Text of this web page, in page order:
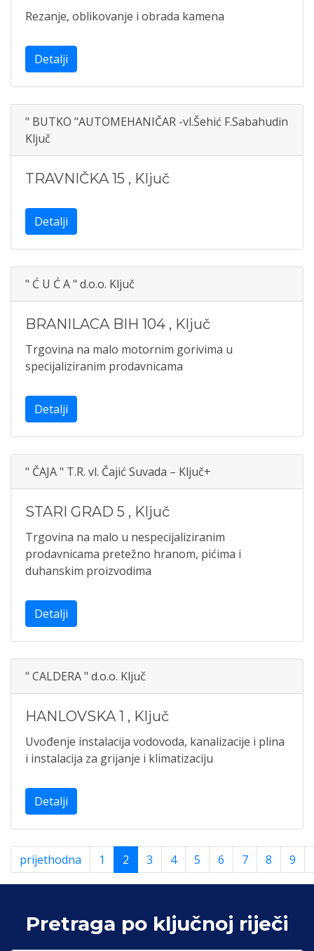
Rezanje, oblikovanje i obrada kamena
Detalji
" BUTKO "AUTOMEHANIČAR -vl.Šehić F.Sabahudin
Ključ
TRAVNIČKA 15 , Ključ
Detalji
" Ć U Ć A " d.o.o. Ključ
BRANILACA BIH 104 , Ključ
Trgovina na malo motornim gorivima u
specijaliziranim prodavnicama
Detalji
" ČAJA " T.R. vl. Čajić Suvada – Ključ+
STARI GRAD 5 , Ključ
Trgovina na malo u nespecijaliziranim
prodavnicama pretežno hranom, pićima i
duhanskim proizvodima
Detalji
" CALDERA " d.o.o. Ključ
HANLOVSKA 1 , Ključ
Uvođenje instalacija vodovoda, kanalizacije i plina
i instalacija za grijanje i klimatizaciju
Detalji
prijethodna 1 2 3 4 5 6 7 8 9
Pretraga po ključnoj riječi